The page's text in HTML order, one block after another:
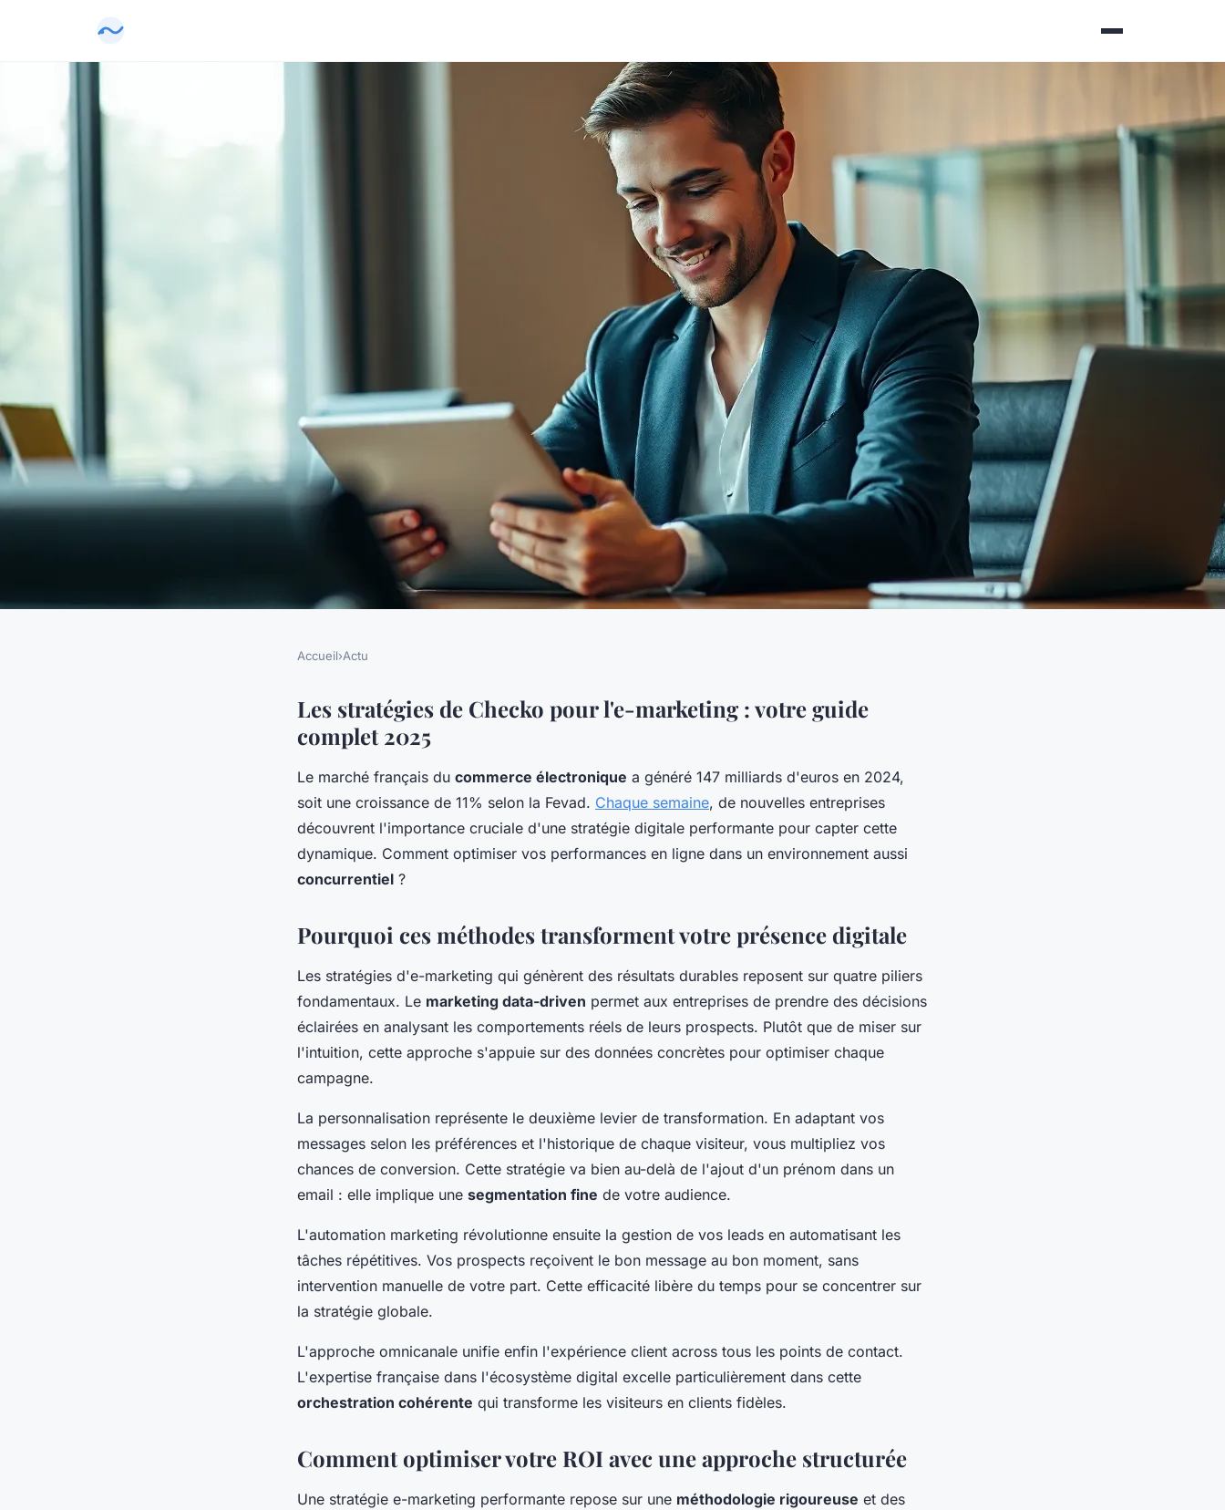
Découvrez les stratégies
incontournables de checko pour votre
Accueil›Actu
Les stratégies de Checko pour l'e-marketing : votre guide
complet 2025
Le marché français du commerce électronique a généré 147 milliards d'euros en 2024,
soit une croissance de 11% selon la Fevad. Chaque semaine, de nouvelles entreprises
découvrent l'importance cruciale d'une stratégie digitale performante pour capter cette
dynamique. Comment optimiser vos performances en ligne dans un environnement aussi
concurrentiel ?
Pourquoi ces méthodes transforment votre présence digitale
Les stratégies d'e-marketing qui génèrent des résultats durables reposent sur quatre piliers
fondamentaux. Le marketing data-driven permet aux entreprises de prendre des décisions
éclairées en analysant les comportements réels de leurs prospects. Plutôt que de miser sur
l'intuition, cette approche s'appuie sur des données concrètes pour optimiser chaque
campagne.
La personnalisation représente le deuxième levier de transformation. En adaptant vos
messages selon les préférences et l'historique de chaque visiteur, vous multipliez vos
chances de conversion. Cette stratégie va bien au-delà de l'ajout d'un prénom dans un
email : elle implique une segmentation fine de votre audience.
L'automation marketing révolutionne ensuite la gestion de vos leads en automatisant les
tâches répétitives. Vos prospects reçoivent le bon message au bon moment, sans
intervention manuelle de votre part. Cette efficacité libère du temps pour se concentrer sur
la stratégie globale.
L'approche omnicanale unifie enfin l'expérience client across tous les points de contact.
L'expertise française dans l'écosystème digital excelle particulièrement dans cette
orchestration cohérente qui transforme les visiteurs en clients fidèles.
Comment optimiser votre ROI avec une approche structurée
Une stratégie e-marketing performante repose sur une méthodologie rigoureuse et des